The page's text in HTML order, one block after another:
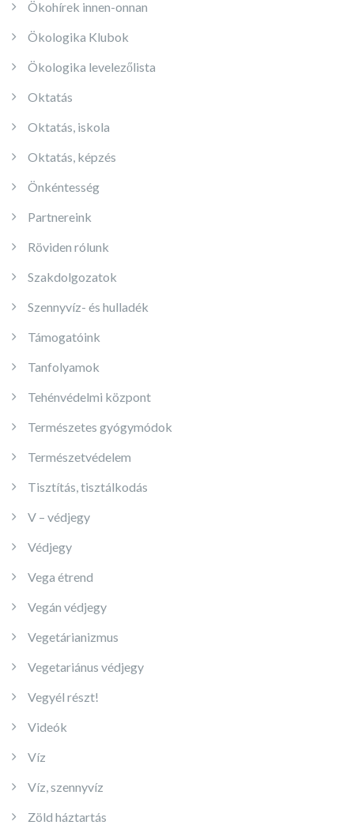
Ökohírek innen-onnan
Ökologika Klubok
Ökologika levelezőlista
Oktatás
Oktatás, iskola
Oktatás, képzés
Önkéntesség
Partnereink
Röviden rólunk
Szakdolgozatok
Szennyvíz- és hulladék
Támogatóink
Tanfolyamok
Tehénvédelmi központ
Természetes gyógymódok
Természetvédelem
Tisztítás, tisztálkodás
V – védjegy
Védjegy
Vega étrend
Vegán védjegy
Vegetárianizmus
Vegetariánus védjegy
Vegyél részt!
Videók
Víz
Víz, szennyvíz
Zöld háztartás